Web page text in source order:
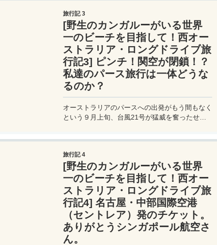
旅行記 3
[野生のカンガルーがいる世界
一のビーチを目指して！西オー
ストラリア・ロングドライブ旅
行記3] ピンチ！関空が閉鎖！？
私達のパース旅行は一体どうな
るのか？
オーストラリアのパースへの出発がもう間もなく
という９月上旬、台風21号が猛威を奮ったせい
に聞いてみた。
旅行記 4
[野生のカンガルーがいる世界
一のビーチを目指して！西オー
ストラリア・ロングドライブ旅
行記4] 名古屋・中部国際空港
（セントレア）発のチケット。
ありがとうシンガポール航空さ
ん。